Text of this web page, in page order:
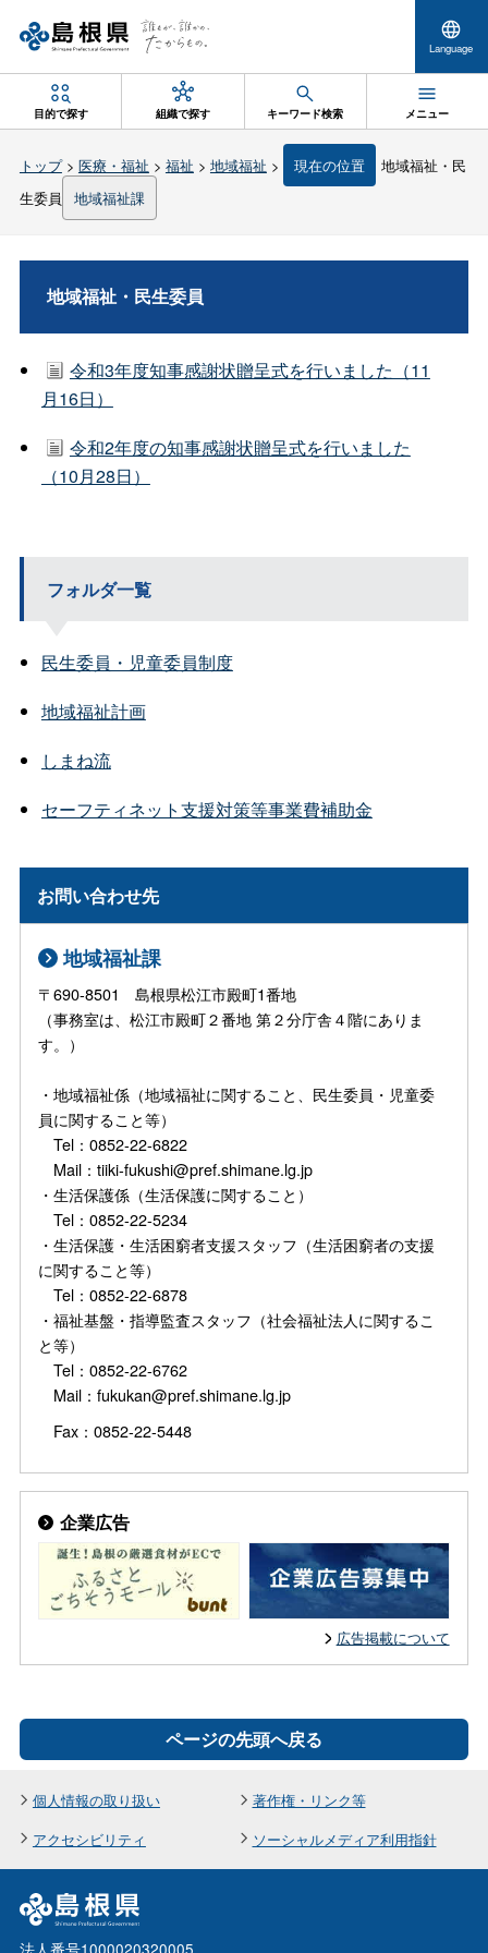
Language
目的で探す 組織で探す キーワード検索 メニュー
トップ> 医療・福祉 > 福祉 > 地域福祉 > 現在の位置
地域福祉・民
生委員
地域福祉課
地域福祉・民生委員
令和3年度知事感謝状贈呈式を行いました（11
月16日）
令和2年度の知事感謝状贈呈式を行いました
（10月28日）
フォルダ一覧
民生委員・児童委員制度
地域福祉計画
しまね流
セーフティネット支援対策等事業費補助金
お問い合わせ先
地域福祉課
〒690-8501 島根県松江市殿町1番地
（事務室は、松江市殿町２番地 第２分庁舎４階にありま
す。）
・地域福祉係（地域福祉に関すること、民生委員・児童委
員に関すること等）
Tel：0852-22-6822
Mail：tiiki-fukushi@pref.shimane.lg.jp
・生活保護係（生活保護に関すること）
Tel：0852-22-5234
・生活保護・生活困窮者支援スタッフ（生活困窮者の支援
に関すること等）
Tel：0852-22-6878
・福祉基盤・指導監査スタッフ（社会福祉法人に関するこ
と等）
Tel：0852-22-6762
Mail：fukukan@pref.shimane.lg.jp
Fax：0852-22-5448
企業広告
広告掲載について
ページの先頭へ戻る
個人情報の取り扱い
著作権・リンク等
アクセシビリティ
ソーシャルメディア利用指針